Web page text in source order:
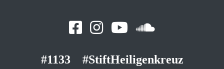
#1133 #StiftHeiligenkreuz